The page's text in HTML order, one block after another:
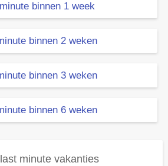
binnen 1 week
binnen 2 weken
binnen 3 weken
binnen 6 weken
minute vakanties